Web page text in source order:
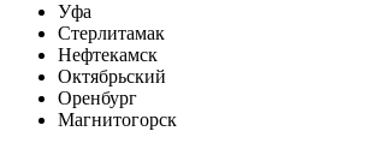
Уфа
Стерлитамак
Нефтекамск
Октябрьский
Оренбург
Магнитогорск